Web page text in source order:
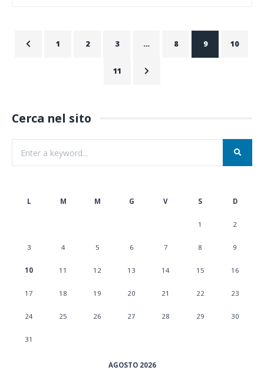
1 2 3 … 8 9 10
11
Cerca nel sito
AGOSTO 2026
L M M G V S D
1 2
3 4 5 6 7 8 9
10 11 12 13 14 15 16
17 18 19 20 21 22 23
24 25 26 27 28 29 30
31